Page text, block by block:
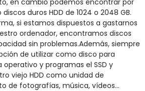
duros HDD de 1024 o 2048 GB.
si estamos dispuestos a gastarnos
ordenador, encontramos discos
sin problemas.Además, siempre
de utilizar como disco para
y programas el SSD y
viejo HDD como unidad de
de fotografías, música, vídeos…